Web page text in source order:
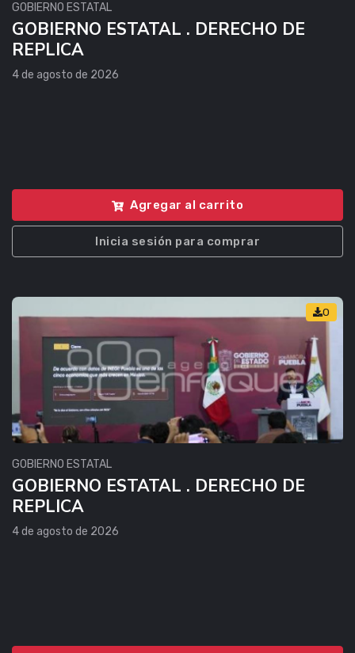
GOBIERNO ESTATAL
GOBIERNO ESTATAL . DERECHO DE
REPLICA
4 de agosto de 2026
Agregar al carrito
Inicia sesión para comprar
0
GOBIERNO ESTATAL
GOBIERNO ESTATAL . DERECHO DE
REPLICA
4 de agosto de 2026